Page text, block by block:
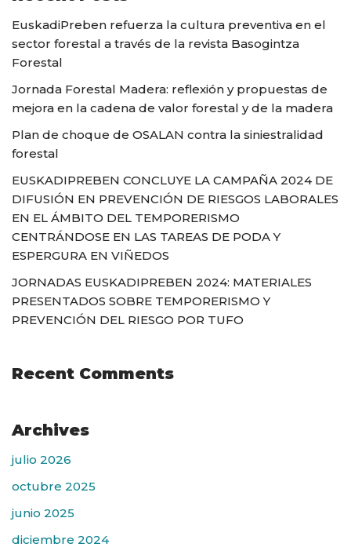
EuskadiPreben refuerza la cultura preventiva en el
sector forestal a través de la revista Basogintza
Forestal
Jornada Forestal Madera: reflexión y propuestas de
mejora en la cadena de valor forestal y de la madera
Plan de choque de OSALAN contra la siniestralidad
forestal
EUSKADIPREBEN CONCLUYE LA CAMPAÑA 2024 DE
DIFUSIÓN EN PREVENCIÓN DE RIESGOS LABORALES
EN EL ÁMBITO DEL TEMPORERISMO
CENTRÁNDOSE EN LAS TAREAS DE PODA Y
ESPERGURA EN VIÑEDOS
JORNADAS EUSKADIPREBEN 2024: MATERIALES
PRESENTADOS SOBRE TEMPORERISMO Y
PREVENCIÓN DEL RIESGO POR TUFO
Recent Comments
Archives
julio 2026
octubre 2025
junio 2025
diciembre 2024